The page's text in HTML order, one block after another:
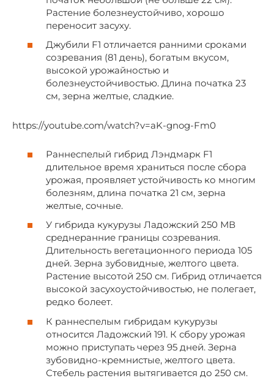
Растение болезнеустойчиво, хорошо
переносит засуху.
Джубили F1 отличается ранними сроками
созревания (81 день), богатым вкусом,
высокой урожайностью и
болезнеустойчивостью. Длина початка 23
см, зерна желтые, сладкие.
https://youtube.com/watch?v=aK-gnog-Fm0
Раннеспелый гибрид Лэндмарк F1
длительное время храниться после сбора
урожая, проявляет устойчивость ко многим
болезням, длина початка 21 см, зерна
желтые, сочные.
У гибрида кукурузы Ладожский 250 МВ
среднеранние границы созревания.
Длительность вегетационного периода 105
дней. Зерна зубовидные, желтого цвета.
Растение высотой 250 см. Гибрид отличается
высокой засухоустойчивостью, не полегает,
редко болеет.
К раннеспелым гибридам кукурузы
относится Ладожский 191. К сбору урожая
можно приступать через 95 дней. Зерна
зубовидно-кремнистые, желтого цвета.
Стебель растения вытягивается до 250 см.